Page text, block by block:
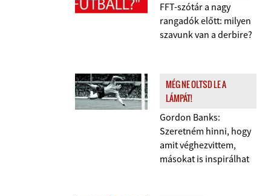
FFT-szótár a nagy
rangadók előtt: milyen
szavunk van a derbire?
MÉG NE OLTSD LE A
LÁMPÁT!
Gordon Banks:
Szeretném hinni, hogy
amit véghezvittem,
másokat is inspirálhat